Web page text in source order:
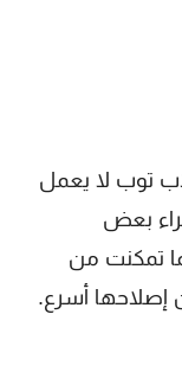
توب لا يعمل
بعض
تمكنت من
إصلاحها أسرع.